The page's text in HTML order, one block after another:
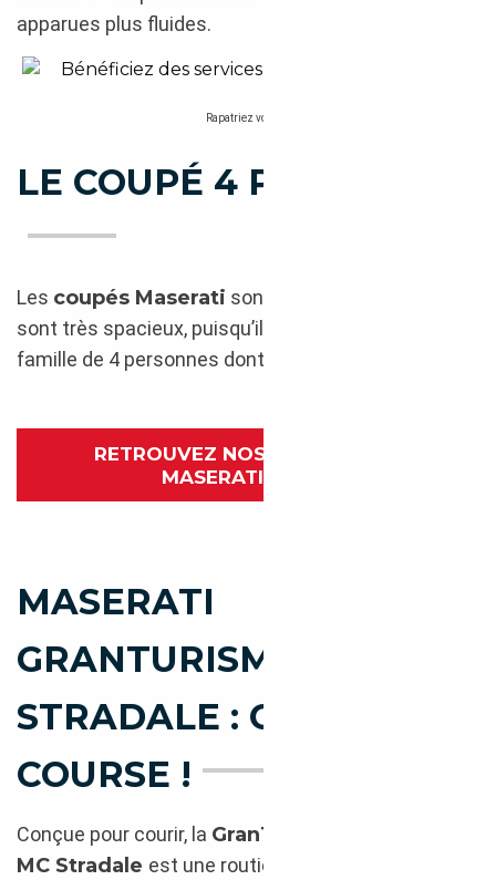
apparues plus fluides.
Rapatriez votre Maserati GranTurismo avec l’aide de
LE COUPÉ 4 PLACES
Les coupés Maserati sont classieux ; en cuir, ils
sont très spacieux, puisqu’ils peuvent accueillir une
famille de 4 personnes dont deux sièges enfant !
RETROUVEZ NOS MODÈLES DE
MASERATI GHILBI
MASERATI
GRANTURISMO MC
STRADALE : CAP =>
COURSE !
Conçue pour courir, la GranTurismo
MC Stradale est une routière de prestige faite